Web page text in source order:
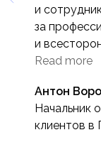
и
за
и
проекта
Read more
Антон
Начальник
клиентов